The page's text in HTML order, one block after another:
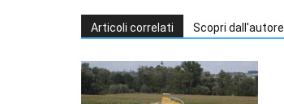
Articoli correlati Scopri dall'autore